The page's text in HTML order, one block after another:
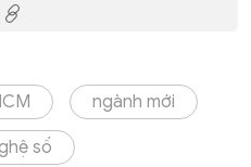
ngành mới
số